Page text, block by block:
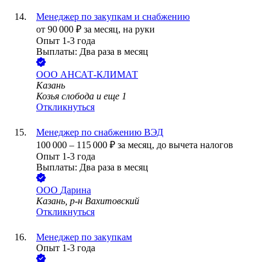
Менеджер по закупкам и снабжению
от 90 000 ₽ за месяц, на руки
Опыт 1-3 года
Выплаты: Два раза в месяц
ООО АНСАТ-КЛИМАТ
Казань
Козья слобода и еще 1
Откликнуться
Менеджер по снабжению ВЭД
100 000 – 115 000 ₽ за месяц, до вычета налогов
Опыт 1-3 года
Выплаты: Два раза в месяц
ООО Дарина
Казань, р-н Вахитовский
Откликнуться
Менеджер по закупкам
Опыт 1-3 года